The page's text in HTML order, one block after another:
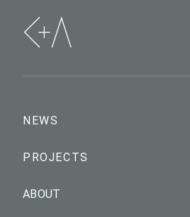
NEWS
PROJECTS
ABOUT